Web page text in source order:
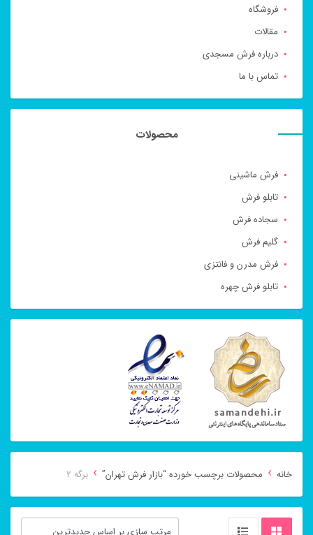
فروشگاه
مقالات
درباره فرش مسجدی
تماس با ما
محصولات
فرش ماشینی
تابلو فرش
سجاده فرش
گلیم فرش
فرش مدرن و فانتزی
تابلو فرش چهره
خانه › محصولات برچسب خورده “بازار فرش تهران” › برگه 2